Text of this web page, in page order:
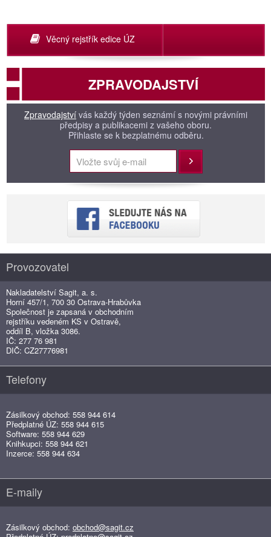
Věcný rejstřík edice ÚZ
ZPRAVODAJSTVÍ
Zpravodajství vás každý týden seznámí s novými právními
předpisy a publikacemi z vašeho oboru.
Přihlaste se k bezplatnému odběru.
Přihlásit
Provozovatel
Nakladatelství Sagit, a. s.
Horní 457/1, 700 30 Ostrava-Hrabůvka
Společnost je zapsaná v obchodním
rejstříku vedeném KS v Ostravě,
oddíl B, vložka 3086.
IČ: 277 76 981
DIČ: CZ27776981
Telefony
Zásilkový obchod: 558 944 614
Předplatné ÚZ: 558 944 615
Software: 558 944 629
Knihkupci: 558 944 621
Inzerce: 558 944 634
E-maily
Zásilkový obchod: obchod@sagit.cz